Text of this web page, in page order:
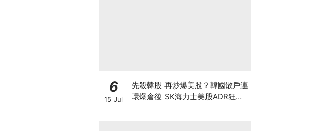
6
15 Jul
先殺韓股 再炒爆美股？韓國散戶連
環爆倉後 SK海力士美股ADR狂飆